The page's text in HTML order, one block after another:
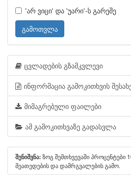
'არ ვიცი' და 'უარი'-ს გარეშე
გამოთვლა
ცვლადების გზამკვლევი
ინფორმაცია გამოკითხვის
მიმაგრებული ფაილები
ამ გამოკითხვაზე გადასვლა
შენიშვნა: ზოგ შემთხვევაში პროცენტები
მეათედების და დამრგვალების გამო.